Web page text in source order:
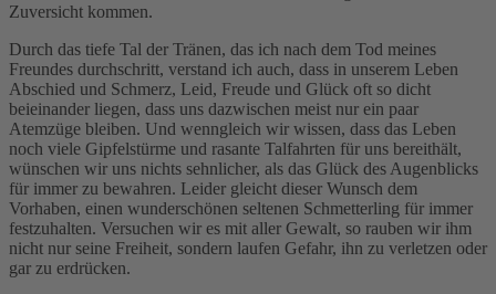
Zuversicht kommen.
Durch das tiefe Tal der Tränen, das ich nach dem Tod meines
Freundes durchschritt, verstand ich auch, dass in unserem Leben
Abschied und Schmerz, Leid, Freude und Glück oft so dicht
beieinander liegen, dass uns dazwischen meist nur ein paar
Atemzüge bleiben. Und wenngleich wir wissen, dass das Leben
noch viele Gipfelstürme und rasante Talfahrten für uns bereithält,
wünschen wir uns nichts sehnlicher, als das Glück des Augenblicks
für immer zu bewahren. Leider gleicht dieser Wunsch dem
Vorhaben, einen wunderschönen seltenen Schmetterling für immer
festzuhalten. Versuchen wir es mit aller Gewalt, so rauben wir ihm
nicht nur seine Freiheit, sondern laufen Gefahr, ihn zu verletzen oder
gar zu erdrücken.